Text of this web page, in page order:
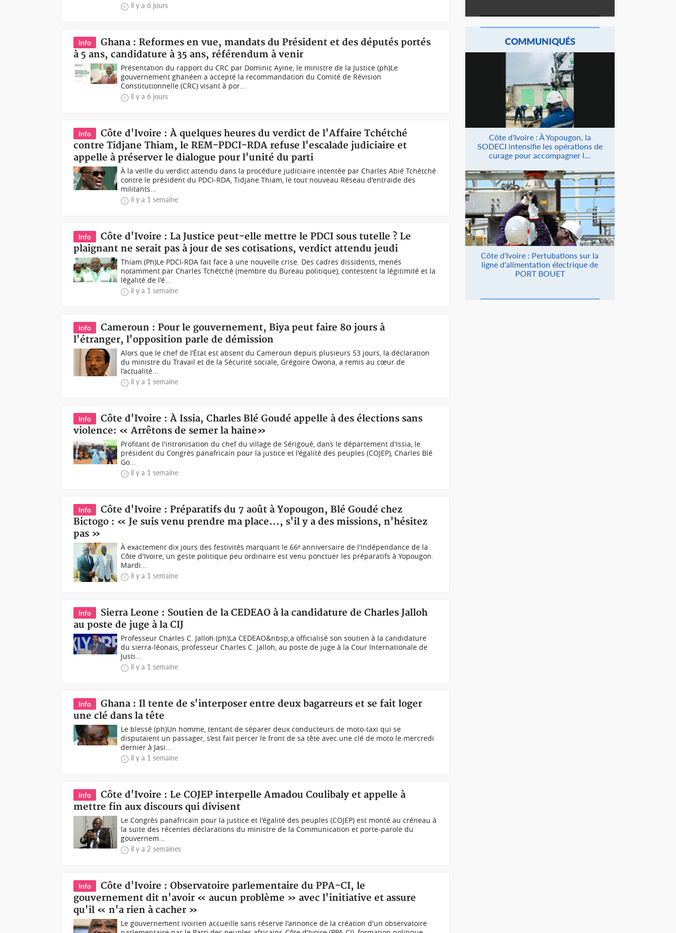
il y a 6 jours
Info
Ghana : Reformes en vue, mandats du Président et des députés portés
à 5 ans, candidature à 35 ans, référendum à venir
Présentation du rapport du CRC par Dominic Ayine, le ministre de la Justice (ph)Le
gouvernement ghanéen a accepté la recommandation du Comité de Révision
Constitutionnelle (CRC) visant à por...
il y a 6 jours
Info
Côte d'Ivoire : À quelques heures du verdict de l'Affaire Tchétché
contre Tidjane Thiam, le REM-PDCI-RDA refuse l'escalade judiciaire et
appelle à préserver le dialogue pour l'unité du parti
À la veille du verdict attendu dans la procédure judiciaire intentée par Charles Abié Tchétché
contre le président du PDCI-RDA, Tidjane Thiam, le tout nouveau Réseau d'entraide des
militants...
il y a 1 semaine
Info
Côte d'Ivoire : La Justice peut-elle mettre le PDCI sous tutelle ? Le
plaignant ne serait pas à jour de ses cotisations, verdict attendu jeudi
Thiam (Ph)Le PDCI-RDA fait face à une nouvelle crise. Des cadres dissidents, menés
notamment par Charles Tchétché (membre du Bureau politique), contestent la légitimité et la
légalité de l'é...
il y a 1 semaine
Info
Cameroun : Pour le gouvernement, Biya peut faire 80 jours à
l'étranger, l'opposition parle de démission
Alors que le chef de l’État est absent du Cameroun depuis plusieurs 53 jours, la déclaration
du ministre du Travail et de la Sécurité sociale, Grégoire Owona, a remis au cœur de
l’actualité...
il y a 1 semaine
Info
Côte d'Ivoire : À Issia, Charles Blé Goudé appelle à des élections sans
violence: « Arrêtons de semer la haine»
Profitant de l'intronisation du chef du village de Sérigoué, dans le département d'Issia, le
président du Congrès panafricain pour la justice et l'égalité des peuples (COJEP), Charles Blé
Go...
il y a 1 semaine
Info
Côte d'Ivoire : Préparatifs du 7 août à Yopougon, Blé Goudé chez
Bictogo : « Je suis venu prendre ma place..., s'il y a des missions, n'hésitez
pas »
À exactement dix jours des festivités marquant le 66ᵉ anniversaire de l'Indépendance de la
Côte d'Ivoire, un geste politique peu ordinaire est venu ponctuer les préparatifs à Yopougon.
Mardi...
il y a 1 semaine
Info
Sierra Leone : Soutien de la CEDEAO à la candidature de Charles Jalloh
au poste de juge à la CIJ
Professeur Charles C. Jalloh (ph)La CEDEAO&nbsp;a officialisé son soutien à la candidature
du sierra-léonais, professeur Charles C. Jalloh, au poste de juge à la Cour Internationale de
Justi...
il y a 1 semaine
Info
Ghana : Il tente de s'interposer entre deux bagarreurs et se fait loger
une clé dans la tête
Le blessé (ph)Un homme, tentant de séparer deux conducteurs de moto-taxi qui se
disputaient un passager, s’est fait percer le front de sa tête avec une clé de moto le mercredi
dernier à Jasi...
il y a 1 semaine
Info
Côte d'Ivoire : Le COJEP interpelle Amadou Coulibaly et appelle à
mettre fin aux discours qui divisent
Le Congrès panafricain pour la justice et l'égalité des peuples (COJEP) est monté au créneau à
la suite des récentes déclarations du ministre de la Communication et porte-parole du
gouvernem...
il y a 2 semaines
Info
Côte d'Ivoire : Observatoire parlementaire du PPA-CI, le
gouvernement dit n'avoir « aucun problème » avec l'initiative et assure
qu'il « n'a rien à cacher »
Le gouvernement ivoirien accueille sans réserve l'annonce de la création d'un observatoire
COMMUNIQUÉS
Côte d'Ivoire : À Yopougon, la
SODECI intensifie les opérations de
curage pour accompagner l...
Côte d'Ivoire : Pertubations sur la
ligne d'alimentation électrique de
PORT BOUET